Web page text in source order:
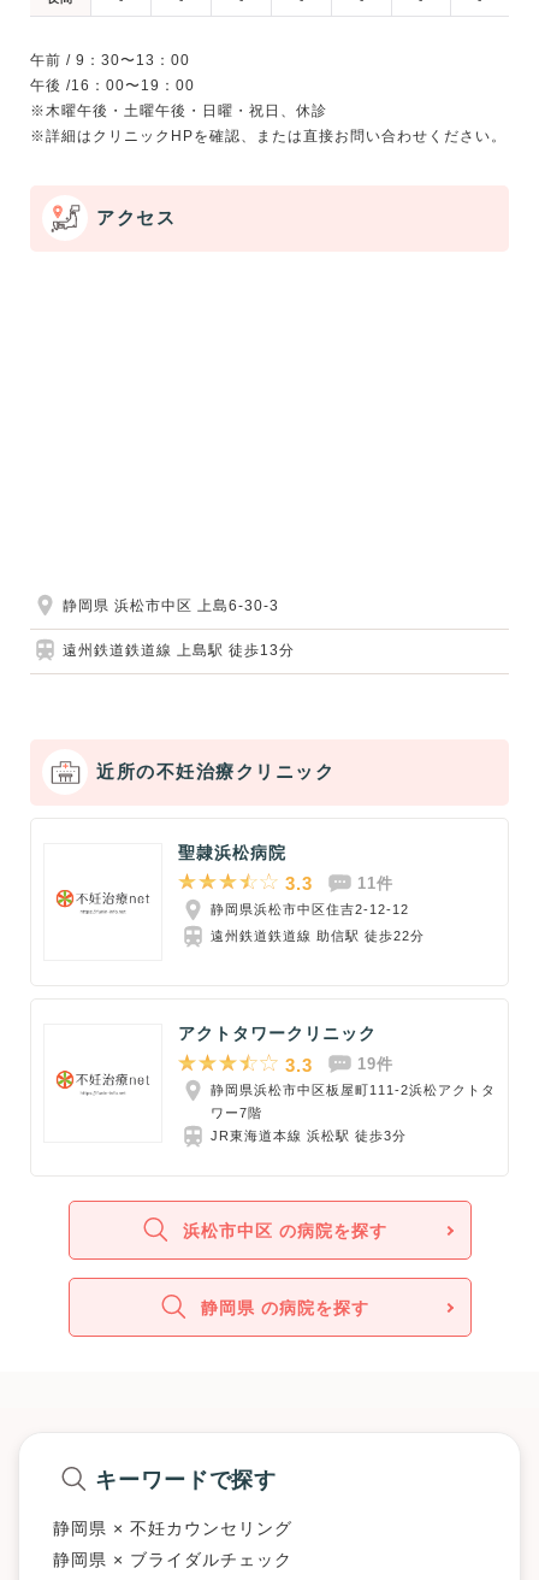
午前 / 9：30〜13：00
午後 /16：00〜19：00
※木曜午後・土曜午後・日曜・祝日、休診
アクセス
静岡県 浜松市中区 上島6-30-3
遠州鉄道鉄道線 上島駅 徒歩13分
近所の不妊治療クリニック
聖隷浜松病院
3.3 11件
静岡県浜松市中区住吉2-12-12
遠州鉄道鉄道線 助信駅 徒歩22分
アクトタワークリニック
3.3 19件
静岡県浜松市中区板屋町111-2浜松アクトタ
ワー7階
JR東海道本線 浜松駅 徒歩3分
浜松市中区 の病院を探す
静岡県 の病院を探す
キーワードで探す
静岡県 × 不妊カウンセリング
静岡県 × ブライダルチェック